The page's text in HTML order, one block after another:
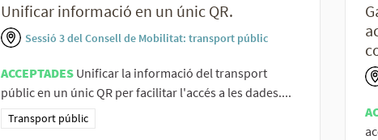
Unificar informació en un únic QR.
Sessió 3 del Consell de Mobilitat: transport públic
ACCEPTADES Unificar la informació del transport
públic en un únic QR per facilitar l'accés a les dades....
Resultats al filtrar per la categoria: Transport públic
Transport públic